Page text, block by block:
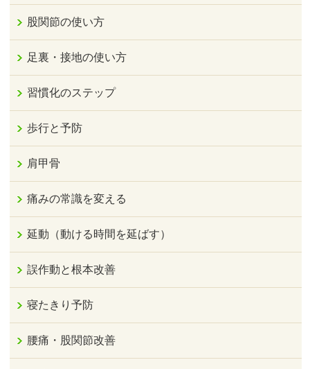
股関節の使い方
足裏・接地の使い方
習慣化のステップ
歩行と予防
肩甲骨
痛みの常識を変える
延動（動ける時間を延ばす）
誤作動と根本改善
寝たきり予防
腰痛・股関節改善